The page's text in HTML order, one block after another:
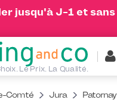
jusqu'à J-1 et sans
Le Prix. La Qualité.
Comté Jura Patornay